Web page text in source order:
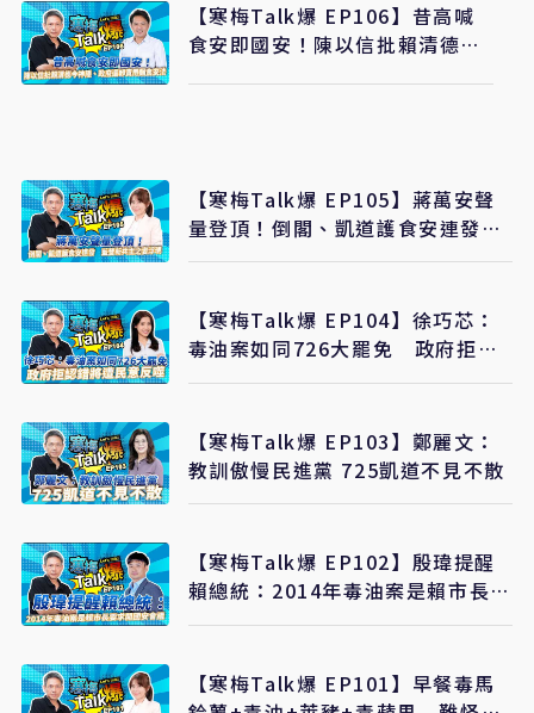
【寒梅Talk爆 EP106】昔高喊
食安即國安！陳以信批賴清德今
【寒梅Talk爆 EP105】蔣萬安聲
量登頂！倒閣、凱道護食安連發
藍營新共主之姿浮現
【寒梅Talk爆 EP104】徐巧芯：
毒油案如同726大罷免 政府拒認
錯將遭民意反噬
【寒梅Talk爆 EP103】鄭麗文：
教訓傲慢民進黨 725凱道不見不散
【寒梅Talk爆 EP102】殷瑋提醒
賴總統：2014年毒油案是賴市長要
求開國安會議
【寒梅Talk爆 EP101】早餐毒馬